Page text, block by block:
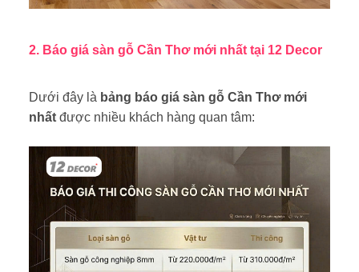
2. Báo giá sàn gỗ Cần Thơ mới nhất tại 12 Decor
Dưới đây là bảng báo giá sàn gỗ Cần Thơ mới
nhất được nhiều khách hàng quan tâm: